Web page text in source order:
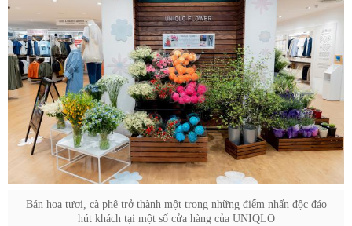
Bán hoa tươi, cà phê trở thành một trong những điểm nhấn độc đáo
hút khách tại một số cửa hàng của UNIQLO